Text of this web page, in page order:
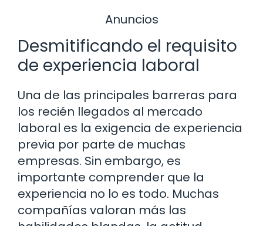
Anuncios
Desmitificando el requisito
de experiencia laboral
Una de las principales barreras para
los recién llegados al mercado
laboral es la exigencia de experiencia
previa por parte de muchas
empresas. Sin embargo, es
importante comprender que la
experiencia no lo es todo. Muchas
compañías valoran más las